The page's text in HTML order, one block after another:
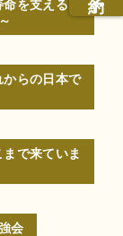
を支える～
らの日本で
で来ていま
会